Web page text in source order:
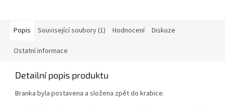
Popis Související soubory (1) Hodnocení Diskuze
Ostatní informace
Detailní popis produktu
Branka byla postavena a složena zpět do krabice.